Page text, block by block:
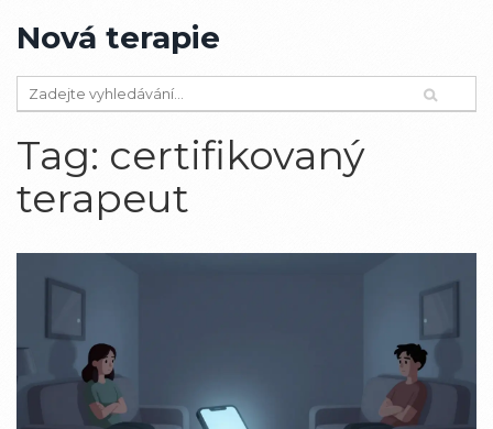
Nová terapie
Tag: certifikovaný
terapeut